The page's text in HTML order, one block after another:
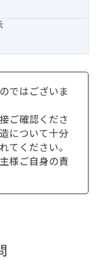
ではございま
ご確認くださ
について十分
てください。
様ご自身の責